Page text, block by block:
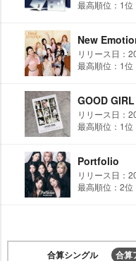
最高順位：1
New
リリース日：
最高順位：1
GOOD
リリース日：
最高順位：1
Portfolio
リリース日：
最高順位：2
合算シングル 合算